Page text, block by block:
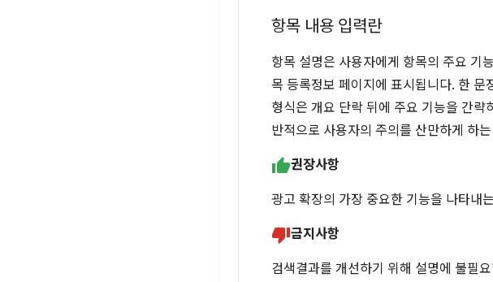
항목 내용 입력란
항목 설명은 사용자에게 항목의 주요 기
목 등록정보 페이지에 표시됩니다. 한
형식은 개요 단락 뒤에 주요 기능을 간
반적으로 사용자의 주의를 산만하게 하
권장사항
광고 확장의 가장 중요한 기능을 나타내
금지사항
검색결과를 개선하기 위해 설명에 불필